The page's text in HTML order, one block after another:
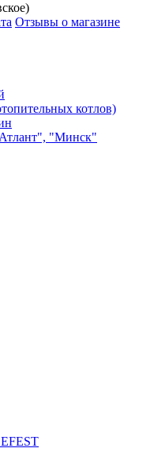
Отзывы о магазине
котлов)
"Минск"